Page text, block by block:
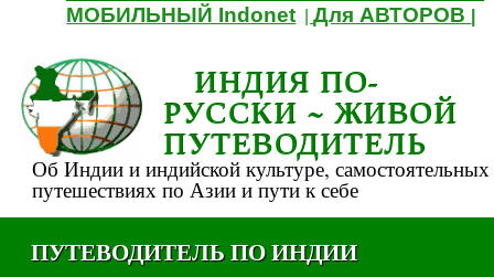
МОБИЛЬНЫЙ Indonet |Для АВТОРОВ
ИНДИЯ ПО-
РУССКИ ~ ЖИВОЙ
ПУТЕВОДИТЕЛЬ
Об Индии и индийской культуре, самостоятельных
путешествиях по Азии и пути к себе
ПУТЕВОДИТЕЛЬ ПО ИНДИИ